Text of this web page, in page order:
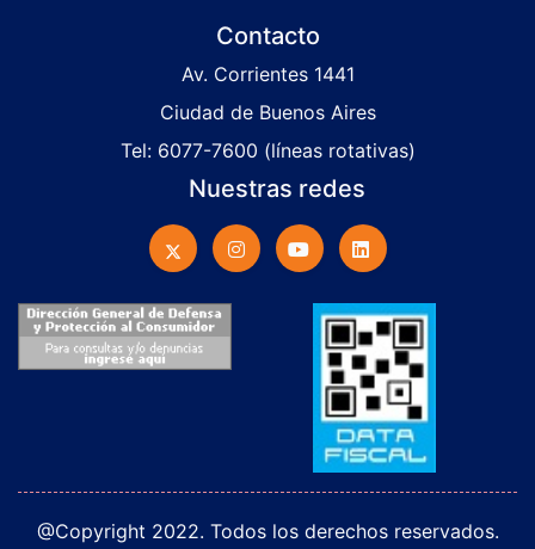
Contacto
Av. Corrientes 1441
Ciudad de Buenos Aires
Tel: 6077-7600 (líneas rotativas)
Nuestras redes
@Copyright 2022. Todos los derechos reservados.